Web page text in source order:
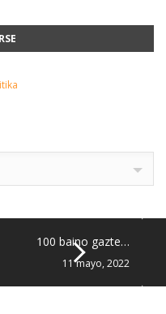
100 baino gazte…
11 mayo, 2022